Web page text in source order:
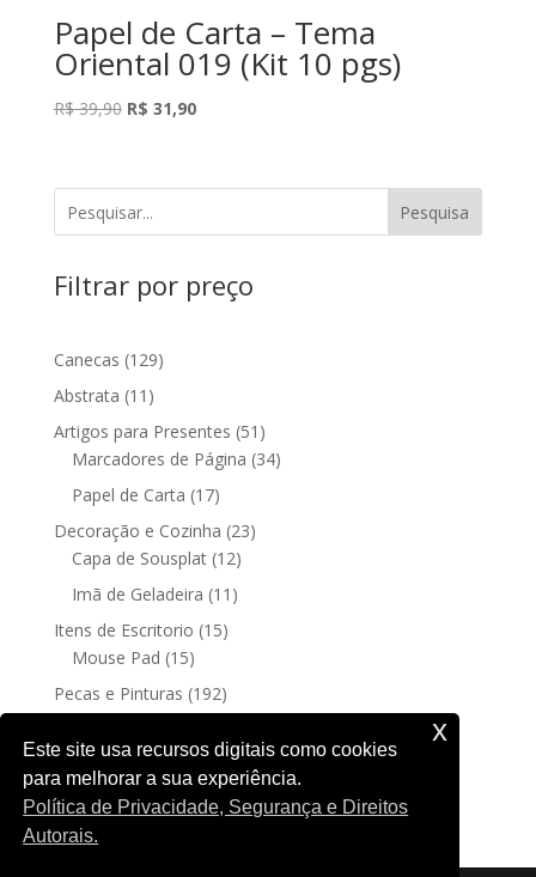
Papel de Carta – Tema
Oriental 019 (Kit 10 pgs)
R$39,90 O
era:
R$ 39,90.
R$ 31,90O
é:
Pesquisa
Filtrar por preço
Canecas 129129
Abstrata 11 11
produtos
Artigos para Presentes 51 51
produtos
Marcadores de Página 3434
Papel de Carta 1717
produtos
Decoração e Cozinha 2323
Capa de Sousplat 1212
produtos
Imã de Geladeira 11 11
Itens de Escritorio 1515
Mouse Pad 1515
produtos
Pecas e Pinturas 192192
produtos
192
produtos
Posters sem moldura 44
produtos
Quadro Decorativo 188188
produtos
Este site usa recursos digitais como cookies
para melhorar a sua experiência.
Política de Privacidade, Segurança e Direitos
Autorais.
x